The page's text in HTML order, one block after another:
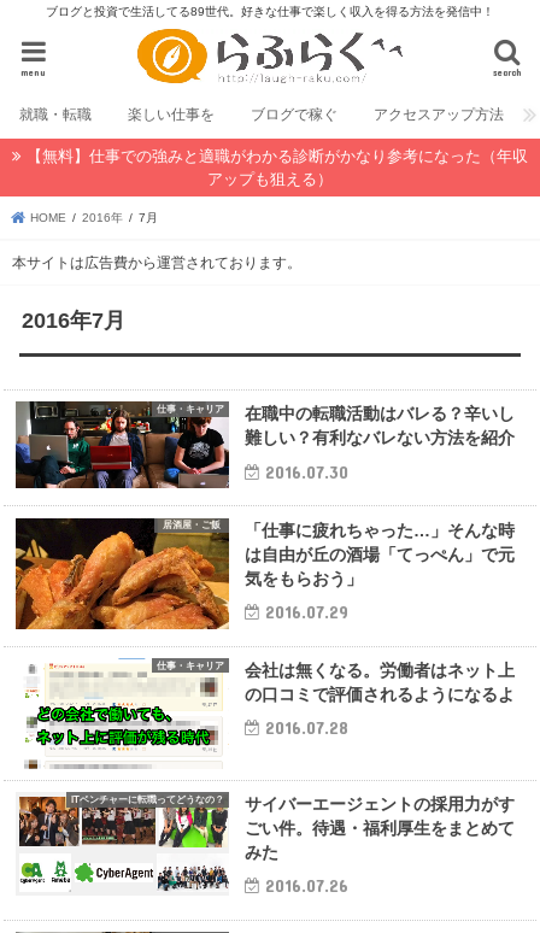
ブログと投資で生活してる89世代。好きな仕事で楽しく収入を得る方法を発信中！
search
menu
就職・転職 楽しい仕事を ブログで稼ぐ アクセスアップ方法
【無料】仕事での強みと適職がわかる診断がかなり参考になった（年収
アップも狙える）
HOME 2016年 7月
本サイトは広告費から運営されております。
2016年7月
仕事・キャリア
在職中の転職活動はバレる？辛いし
難しい？有利なバレない方法を紹介
2016.07.30
居酒屋・ご飯
「仕事に疲れちゃった…」そんな時
は自由が丘の酒場「てっぺん」で元
気をもらおう」
2016.07.29
仕事・キャリア
会社は無くなる。労働者はネット上
の口コミで評価されるようになるよ
2016.07.28
ITベンチャーに転職ってどうなの？
サイバーエージェントの採用力がす
ごい件。待遇・福利厚生をまとめて
みた
2016.07.26